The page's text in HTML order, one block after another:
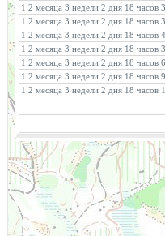
1 2 месяца 3 недели 2 дня 18 часов
1 2 месяца 3 недели 2 дня 18 часов
1 2 месяца 3 недели 2 дня 18 часов
1 2 месяца 3 недели 2 дня 18 часов
1 2 месяца 3 недели 2 дня 18 часов
1 2 месяца 3 недели 2 дня 18 часов
1 2 месяца 3 недели 2 дня 18 часов